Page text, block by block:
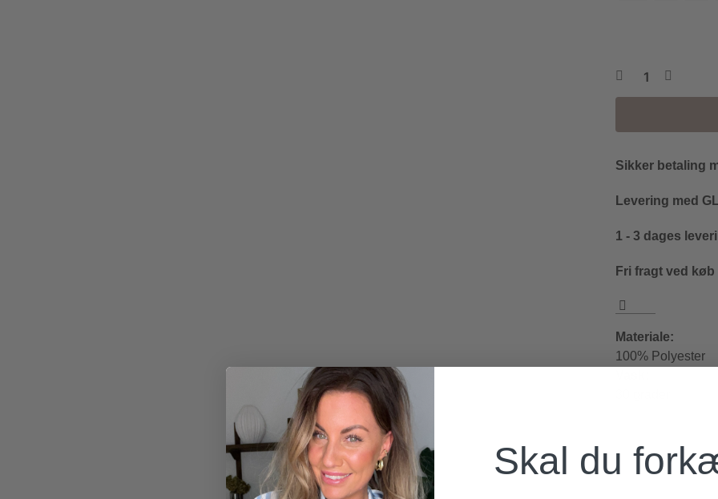
Sikker betaling
Levering med
1 - 3 dages
Fri fragt ved køb
Materiale:
100% Polyester
Skal du